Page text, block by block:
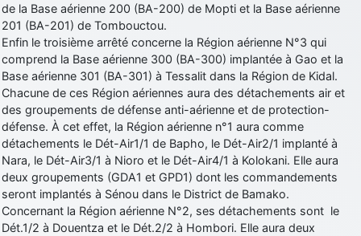
de la Base aérienne 200 (BA-200) de Mopti et la Base aérienne
201 (BA-201) de Tombouctou.
Enfin le troisième arrêté concerne la Région aérienne N°3 qui
comprend la Base aérienne 300 (BA-300) implantée à Gao et la
Base aérienne 301 (BA-301) à Tessalit dans la Région de Kidal.
Chacune de ces Région aériennes aura des détachements air et
des groupements de défense anti-aérienne et de protection-
défense. À cet effet, la Région aérienne n°1 aura comme
détachements le Dét-Air1/1 de Bapho, le Dét-Air2/1 implanté à
Nara, le Dét-Air3/1 à Nioro et le Dét-Air4/1 à Kolokani. Elle aura
deux groupements (GDA1 et GPD1) dont les commandements
seront implantés à Sénou dans le District de Bamako.
Concernant la Région aérienne N°2, ses détachements sont le
Dét.1/2 à Douentza et le Dét.2/2 à Hombori. Elle aura deux